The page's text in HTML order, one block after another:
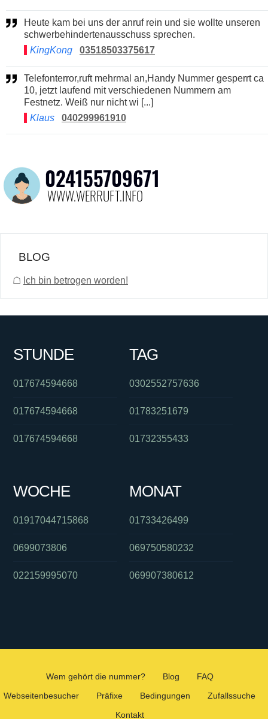
Heute kam bei uns der anruf rein und sie wollte unseren
schwerbehindertenausschuss sprechen.
KingKong
03518503375617
Telefonterror,ruft mehrmal an,Handy Nummer gesperrt ca
10, jetzt laufend mit verschiedenen Nummern am
Festnetz. Weiß nur nicht wi [...]
Klaus
040299961910
BLOG
☖ Ich bin betrogen worden!
STUNDE
017674594668
017674594668
017674594668
TAG
0302552757636
01783251679
01732355433
WOCHE
01917044715868
0699073806
022159995070
MONAT
01733426499
069750580232
069907380612
Wem gehört die nummer? Blog
FAQ
Webseitenbesucher
Präfixe Bedingungen
Zufallssuche
Kontakt